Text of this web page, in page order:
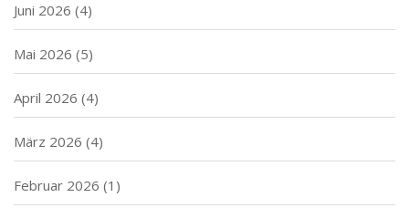
Juni 2026 (4)
Mai 2026 (5)
April 2026 (4)
März 2026 (4)
Februar 2026 (1)